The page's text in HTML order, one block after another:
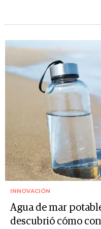
INNOVACIÓN
Agua de mar
descubrió cómo